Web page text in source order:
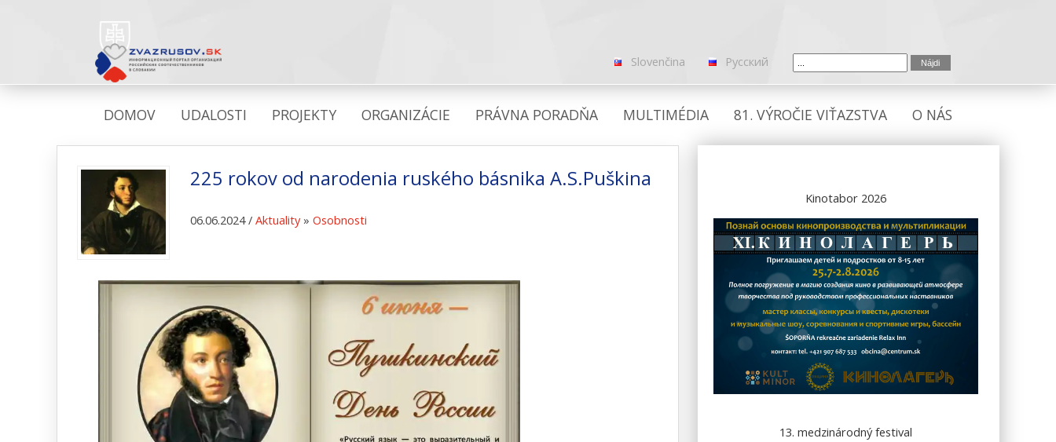
Slovenčina Русский
DOMOV UDALOSTI PROJEKTY ORGANIZÁCIE PRÁVNA PORADŇA MULTIMÉDIA 81. VÝROČIE VIŤAZSTVA O NÁS
225 rokov od narodenia ruského básnika A.S.Puškina
06.06.2024 /Aktuality»Osobnosti
Kinotabor 2026
13. medzinárodný festival